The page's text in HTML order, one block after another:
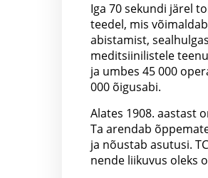
Iga 70 sekundi järel
teedel, mis
abistamist,
meditsiinilistele
ja umbes 45 000
000 õigusabi.
Alates 1908. aastast
Ta arendab
ja nõustab asutusi.
nende liikuvus oleks